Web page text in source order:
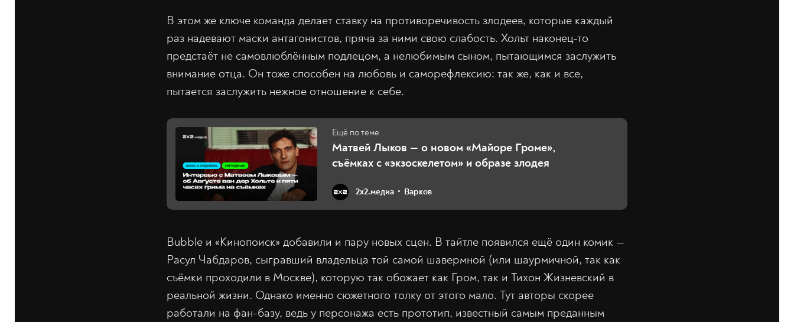
В этом же ключе команда делает ставку на противоречивость злодеев, которые каждый
раз надевают маски антагонистов, пряча за ними свою слабость. Хольт наконец-то
предстаёт не самовлюблённым подлецом, а нелюбимым сыном, пытающимся заслужить
внимание отца. Он тоже способен на любовь и саморефлексию: так же, как и все,
пытается заслужить нежное отношение к себе.
Матвей Лыков — о новом «Майоре Громе»,
съёмках с «экзоскелетом» и образе злодея
2х2.медиа Варков
Bubble и «Кинопоиск» добавили и пару новых сцен. В тайтле появился ещё один комик —
Расул Чабдаров, сыгравший владельца той самой шавермной (или шаурмичной, так как
съёмки проходили в Москве), которую так обожает как Гром, так и Тихон Жизневский в
реальной жизни. Однако именно сюжетного толку от этого мало. Тут авторы скорее
работали на фан-базу, ведь у персонажа есть прототип, известный самым преданным